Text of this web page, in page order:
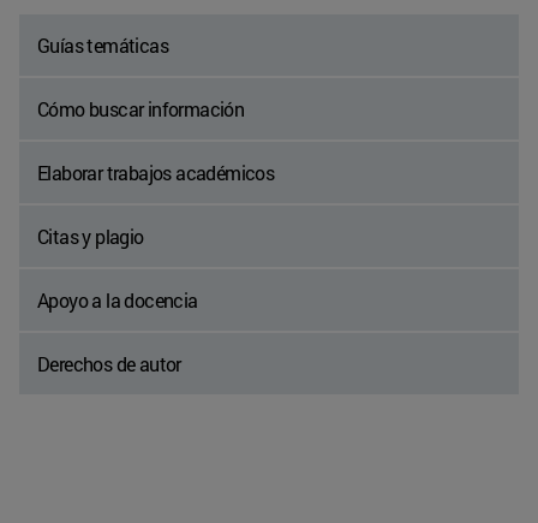
Guías temáticas
Cómo buscar información
Elaborar trabajos académicos
Citas y plagio
Apoyo a la docencia
Derechos de autor